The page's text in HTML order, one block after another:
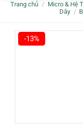
Trang chủ / Micro & Hệ
Dây /
-13%